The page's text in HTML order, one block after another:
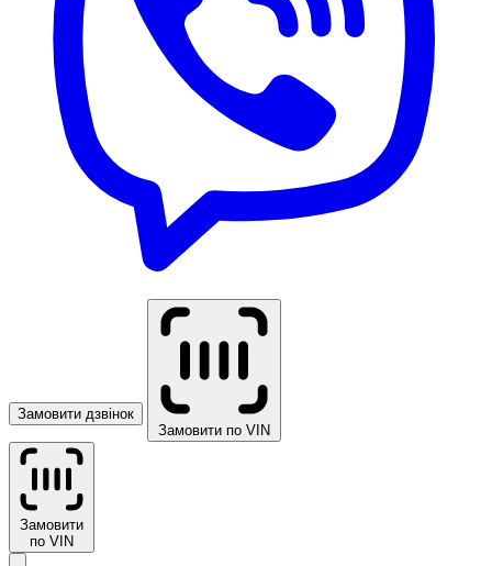
Замовити дзвінок
Замовити по VIN
Замовити
по VIN